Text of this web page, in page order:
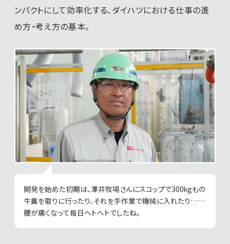
ンパクトにして効率化する、ダイハツにおける仕事の進
め方・考え方の基本。
開発を始めた初期は、澤井牧場さんにスコップで300kgもの
牛糞を取りに行ったり、それを手作業で機械に入れたり……
腰が痛くなって毎日ヘトヘトでしたね。